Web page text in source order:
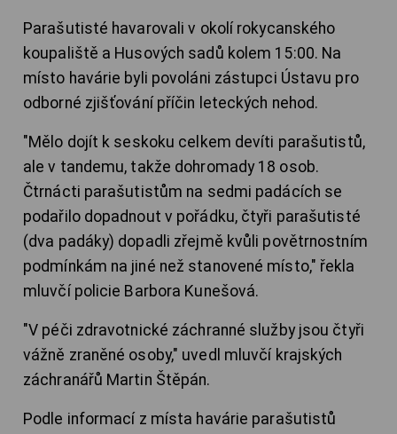
Parašutisté havarovali v okolí rokycanského
koupaliště a Husových sadů kolem 15:00. Na
místo havárie byli povoláni zástupci Ústavu pro
odborné zjišťování příčin leteckých nehod.
"Mělo dojít k seskoku celkem devíti parašutistů,
ale v tandemu, takže dohromady 18 osob.
Čtrnácti parašutistům na sedmi padácích se
podařilo dopadnout v pořádku, čtyři parašutisté
(dva padáky) dopadli zřejmě kvůli povětrnostním
podmínkám na jiné než stanovené místo," řekla
mluvčí policie Barbora Kunešová.
"V péči zdravotnické záchranné služby jsou čtyři
vážně zraněné osoby," uvedl mluvčí krajských
záchranářů Martin Štěpán.
Podle informací z místa havárie parašutistů